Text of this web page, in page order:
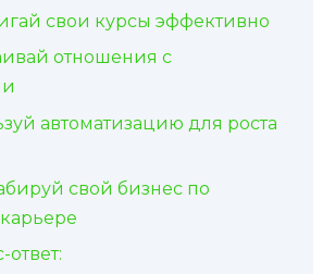
свои курсы эффективно
отношения с
автоматизацию для роста
свой бизнес по
ответ: